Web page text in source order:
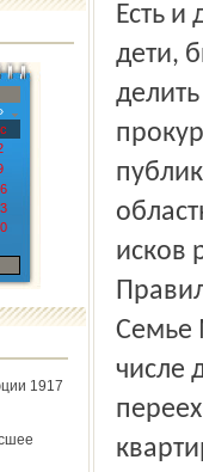
1917
Есть и
дети,
исков
Семье
числе